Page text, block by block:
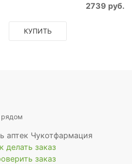
2739 руб.
КУПИТЬ
рядом
аптек Чукотфармация
делать заказ
заказ